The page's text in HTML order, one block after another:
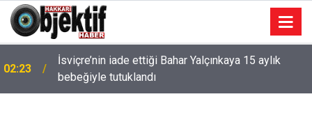
02:23
İsviçre’nin iade ettiği Bahar Yalçınkaya 15 aylık
bebeğiyle tutuklandı